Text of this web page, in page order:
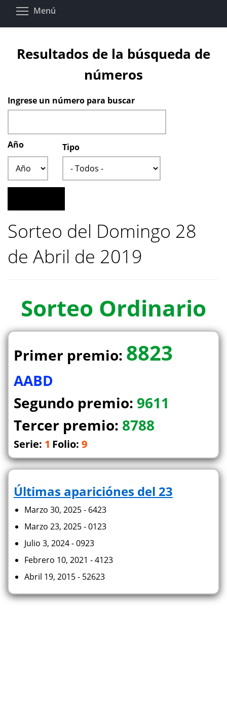
Pasar
Menú
Resultados de la búsqueda de
números
Ingrese un número para buscar
Año
Tipo
Sorteo del Domingo 28
de Abril de 2019
Sorteo Ordinario
Primer premio: 8823
AABD
Segundo premio: 9611
Tercer premio: 8788
Serie: 1 Folio: 9
Últimas apariciónes del 23
Marzo 30, 2025 - 6423
Marzo 23, 2025 - 0123
Julio 3, 2024 - 0923
Febrero 10, 2021 - 4123
Abril 19, 2015 - 52623